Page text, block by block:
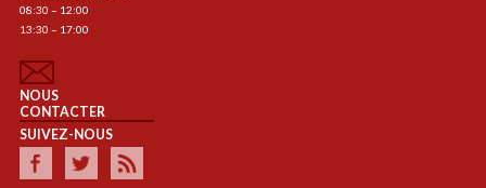
08:30 – 12:00
13:30 – 17:00
NOUS
CONTACTER
SUIVEZ-NOUS